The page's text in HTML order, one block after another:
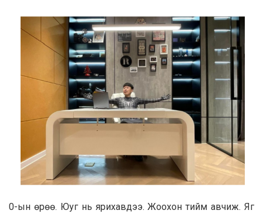
0-ын өрөө. Юуг нь ярихавдээ. Жоохон тийм авчиж. Яг